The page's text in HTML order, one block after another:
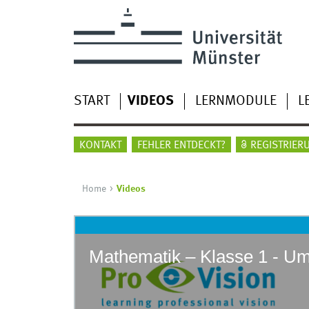
START VIDEOS LERNMODULE
KONTAKT FEHLER ENTDECKT?
Home Videos
Mathematik – Klasse 1 -